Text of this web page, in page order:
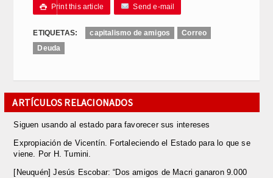
 Print this article Send e-mail
ETIQUETAS: capitalismo de amigos
Correo
Deuda
ARTÍCULOS RELACIONADOS
Siguen usando al estado para favorecer sus intereses
Expropiación de Vicentín. Fortaleciendo el Estado para lo que se
viene. Por H. Tumini.
[Neuquén] Jesús Escobar: “Dos amigos de Macri ganaron 9.000